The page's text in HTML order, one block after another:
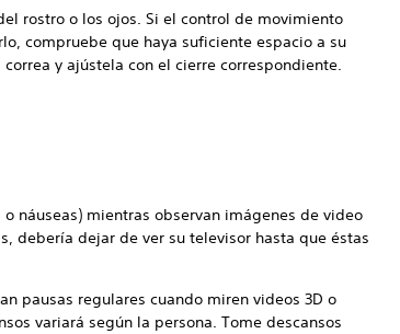
rostro o los ojos. Si el control de movimiento
compruebe que haya suficiente espacio a su
y ajústela con el cierre correspondiente.
náuseas) mientras observan imágenes de video
debería dejar de ver su televisor hasta que éstas
pausas regulares cuando miren videos 3D o
variará según la persona. Tome descansos